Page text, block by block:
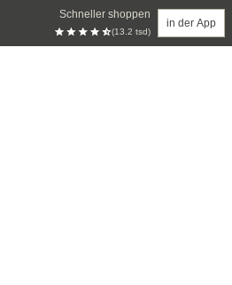
Schneller shoppen
(13.2 tsd)
in der App